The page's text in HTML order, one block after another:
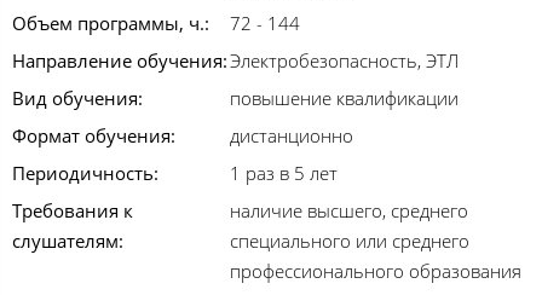
Объем программы, ч.:
72 - 144
Направление обучения:Электробезопасность, ЭТЛ
Вид обучения:
повышение квалификации
Формат обучения:
дистанционно
Периодичность:
1 раз в 5 лет
Требования к
слушателям:
наличие высшего, среднего
специального или среднего
профессионального образования